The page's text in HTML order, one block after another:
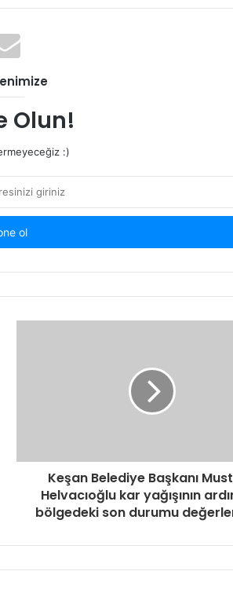
Olun!
:)
Keşan Belediye Başkanı
Helvacıoğlu kar yağışının
bölgedeki son durumu